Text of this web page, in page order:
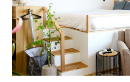
biết đến là cây lâu năm có nguồn
nhiệt đới khá phổ biến ở Costa
đậm, thuôn dài, mỏng. Rễ cây rất
không khí, nước mưa và tích tụ